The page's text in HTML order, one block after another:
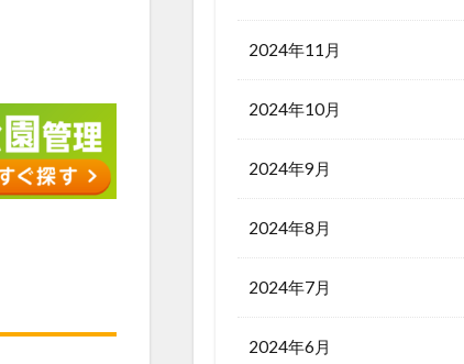
2024年11月
2024年10月
2024年9月
2024年8月
2024年7月
2024年6月